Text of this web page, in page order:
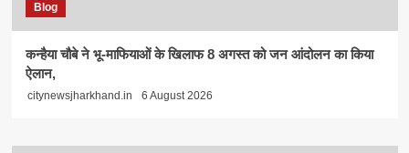
Blog
कन्हैया चौबे ने भू-माफियाओं के खिलाफ 8 अगस्त को जन आंदोलन का किया
ऐलान,
citynewsjharkhand.in 6 August 2026